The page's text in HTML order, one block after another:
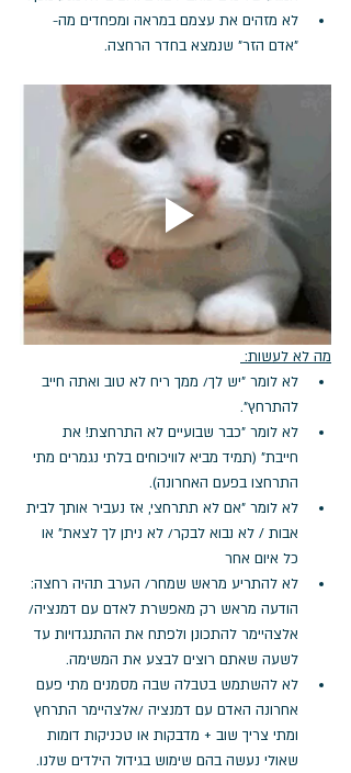
לא מזהים את עצמם במראה ומפחדים מה-
"אדם הזר" שנמצא בחדר הרחצה.
מה לא לעשות:
לא לומר "יש לך/ ממך ריח לא טוב ואתה חייב
להתרחץ".
לא לומר "כבר שבועיים לא התרחצת! את
חייבת" (תמיד מביא לוויכוחים בלתי נגמרים מתי
התרחצו בפעם האחרונה).
לא לומר "אם לא תתרחצי, אז נעביר אותך לבית
אבות / לא נבוא לבקר/ לא ניתן לך לצאת" או
כל איום אחר
לא להתריע מראש שמחר/ הערב תהיה רחצה:
הודעה מראש רק מאפשרת לאדם עם דמנציה/
אלצהיימר להתכונן ולפתח את ההתנגדויות עד
לשעה שאתם רוצים לבצע את המשימה.
לא להשתמש בטבלה שבה מסמנים מתי פעם
אחרונה האדם עם דמנציה /אלצהיימר התרחץ
ומתי צריך שוב + מדבקות או טכניקות דומות
שאולי נעשה בהם שימוש בגידול הילדים שלנו.